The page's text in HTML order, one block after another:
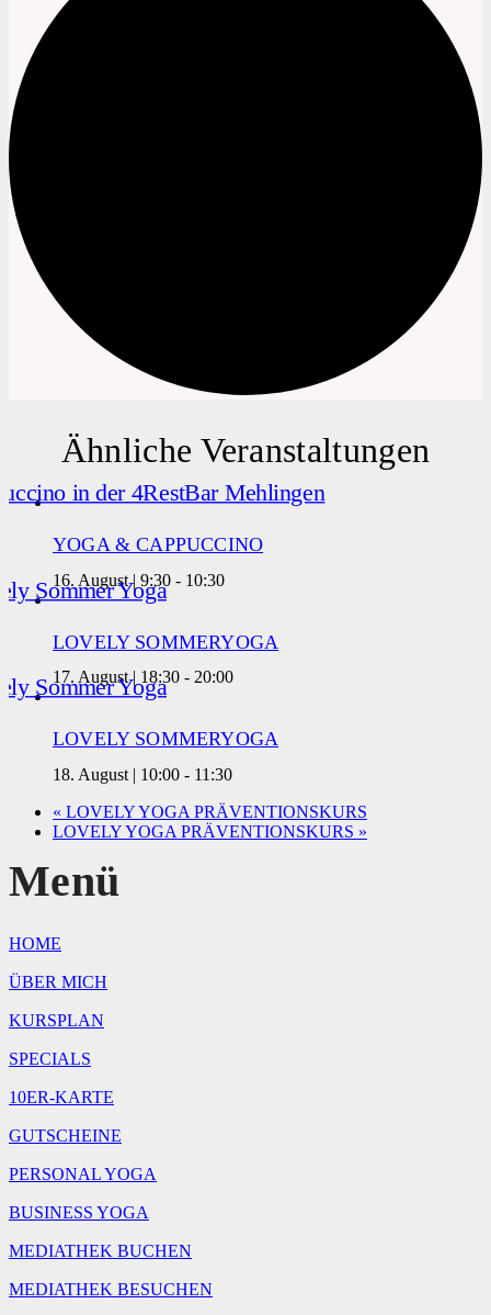
Ähnliche Veranstaltungen
YOGA & CAPPUCCINO
16. August | 9:30 - 10:30
LOVELY SOMMERYOGA
17. August | 18:30 - 20:00
LOVELY SOMMERYOGA
18. August | 10:00 - 11:30
« LOVELY YOGA PRÄVENTIONSKURS
LOVELY YOGA PRÄVENTIONSKURS »
Menü
HOME
ÜBER MICH
KURSPLAN
SPECIALS
10ER-KARTE
GUTSCHEINE
PERSONAL YOGA
BUSINESS YOGA
MEDIATHEK BUCHEN
MEDIATHEK BESUCHEN